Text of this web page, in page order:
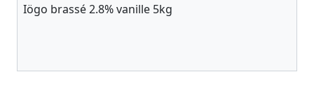
Iögo brassé 2.8% vanille 5kg